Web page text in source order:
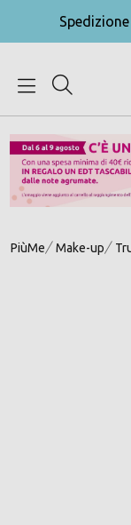
Spedizione
PiùMe Make-up